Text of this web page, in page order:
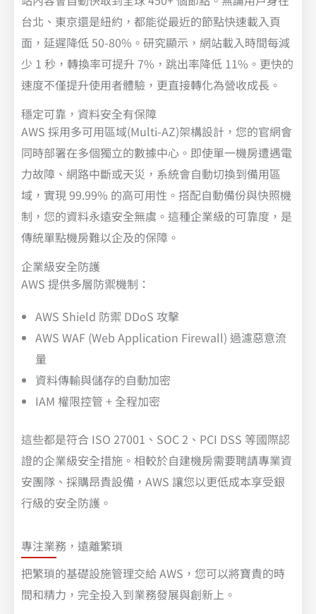
台北、東京還是紐約，都能從最近的節點快速載入頁
面，延遲降低 50-80%。研究顯示，網站載入時間每減
少 1 秒，轉換率可提升 7%，跳出率降低 11%。更快的
速度不僅提升使用者體驗，更直接轉化為營收成長。
穩定可靠，資料安全有保障
AWS 採用多可用區域(Multi-AZ)架構設計，您的官網會
同時部署在多個獨立的數據中心。即使單一機房遭遇電
力故障、網路中斷或天災，系統會自動切換到備用區
域，實現 99.99% 的高可用性。搭配自動備份與快照機
制，您的資料永遠安全無虞。這種企業級的可靠度，是
傳統單點機房難以企及的保障。
企業級安全防護
AWS 提供多層防禦機制：
AWS Shield 防禦 DDoS 攻擊
AWS WAF (Web Application Firewall) 過濾惡意流
量
資料傳輸與儲存的自動加密
IAM 權限控管 + 全程加密
這些都是符合 ISO 27001、SOC 2、PCI DSS 等國際認
證的企業級安全措施。相較於自建機房需要聘請專業資
安團隊、採購昂貴設備，AWS 讓您以更低成本享受銀
行級的安全防護。
專注業務，遠離繁瑣
把繁瑣的基礎設施管理交給 AWS，您可以將寶貴的時
間和精力，完全投入到業務發展與創新上。